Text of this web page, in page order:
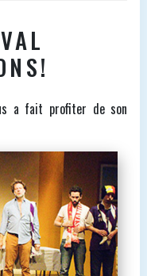
a fait profiter de son